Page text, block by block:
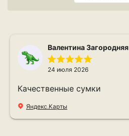
Валентина Загородняя
24 июля 2026
Качественные сумки
Яндекс.Карты